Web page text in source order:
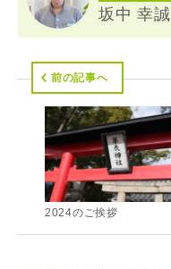
坂中 幸誠
前の記事へ
2024のご挨拶